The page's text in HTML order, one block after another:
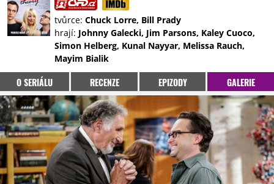
NOVINKY
TÉMATA
RECENZE
EPIZODY
KULT
TRAILERY
GALERIE
DISKUZE
STATISTIKY
tvůrce: Chuck Lorre, Bill Prady
hrají: Johnny Galecki, Jim Parsons, Kaley Cuoco,
Simon Helberg, Kunal Nayyar, Melissa Rauch,
Mayim Bialik
O SERIÁLU RECENZE EPIZODY GALERIE